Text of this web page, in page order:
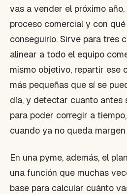
vas a vender el próximo
proceso comercial y con
conseguirlo. Sirve para tres
alinear a todo el equipo
mismo objetivo, repartir ese
más pequeñas que sí se
día, y detectar cuanto antes
para poder corregir a
cuando ya no queda
En una pyme, además, el
una función que muchas
base para calcular cuánto